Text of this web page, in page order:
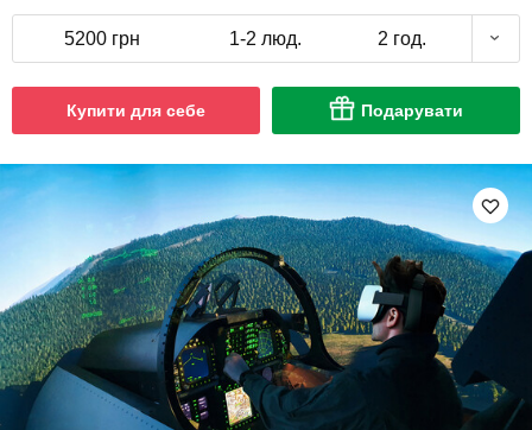
5200 грн 1-2 люд. 2 год.
Купити для себе Подарувати